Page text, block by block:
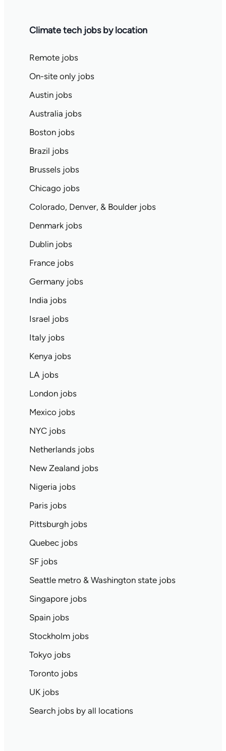
Climate tech jobs by location
Remote jobs
On-site only jobs
Austin jobs
Australia jobs
Boston jobs
Brazil jobs
Brussels jobs
Chicago jobs
Colorado, Denver, & Boulder jobs
Denmark jobs
Dublin jobs
France jobs
Germany jobs
India jobs
Israel jobs
Italy jobs
Kenya jobs
LA jobs
London jobs
Mexico jobs
NYC jobs
Netherlands jobs
New Zealand jobs
Nigeria jobs
Paris jobs
Pittsburgh jobs
Quebec jobs
SF jobs
Seattle metro & Washington state jobs
Singapore jobs
Spain jobs
Stockholm jobs
Tokyo jobs
Toronto jobs
UK jobs
Search jobs by all locations